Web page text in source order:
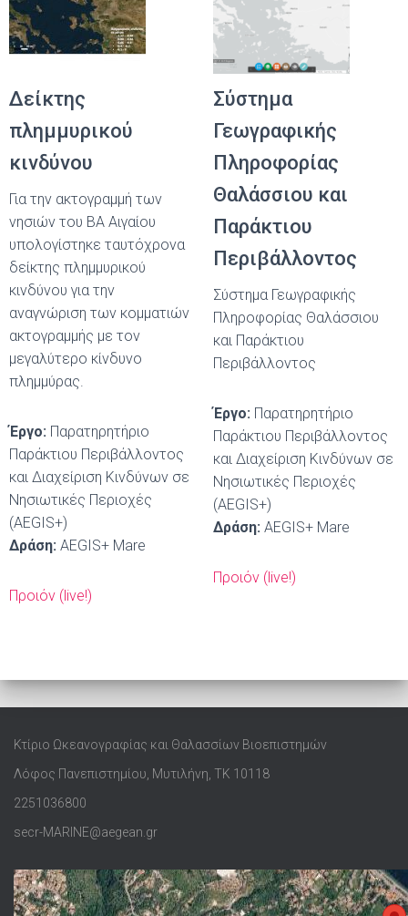
Δείκτης
πλημμυρικού
κινδύνου
Για την ακτογραμμή των
νησιών του ΒΑ Αιγαίου
υπολογίστηκε ταυτόχρονα
δείκτης πλημμυρικού
κινδύνου για την
αναγνώριση των κομματιών
ακτογραμμής με τον
μεγαλύτερο κίνδυνο
πλημμύρας.
Έργο: Παρατηρητήριο
Παράκτιου Περιβάλλοντος
και Διαχείριση Κινδύνων σε
Νησιωτικές Περιοχές
(AEGIS+)
Δράση: AEGIS+ Mare
Προιόν (live!)
Σύστημα
Γεωγραφικής
Πληροφορίας
Θαλάσσιου και
Παράκτιου
Περιβάλλοντος
Σύστημα Γεωγραφικής
Πληροφορίας Θαλάσσιου
και Παράκτιου
Περιβάλλοντος
Έργο: Παρατηρητήριο
Παράκτιου Περιβάλλοντος
και Διαχείριση Κινδύνων σε
Νησιωτικές Περιοχές
(AEGIS+)
Δράση: AEGIS+ Mare
Προιόν (live!)
Κτίριο Ωκεανογραφίας και Θαλασσίων Βιοεπιστημών
Λόφος Πανεπιστημίου, Μυτιλήνη, ΤΚ 10118
2251036800
secr-MARINE@aegean.gr